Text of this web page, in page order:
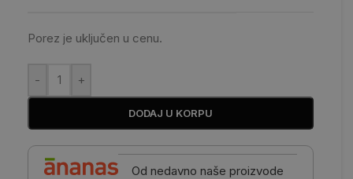
Porez je uključen u cenu.
- +
DODAJ U KORPU
Od nedavno naše proizvode